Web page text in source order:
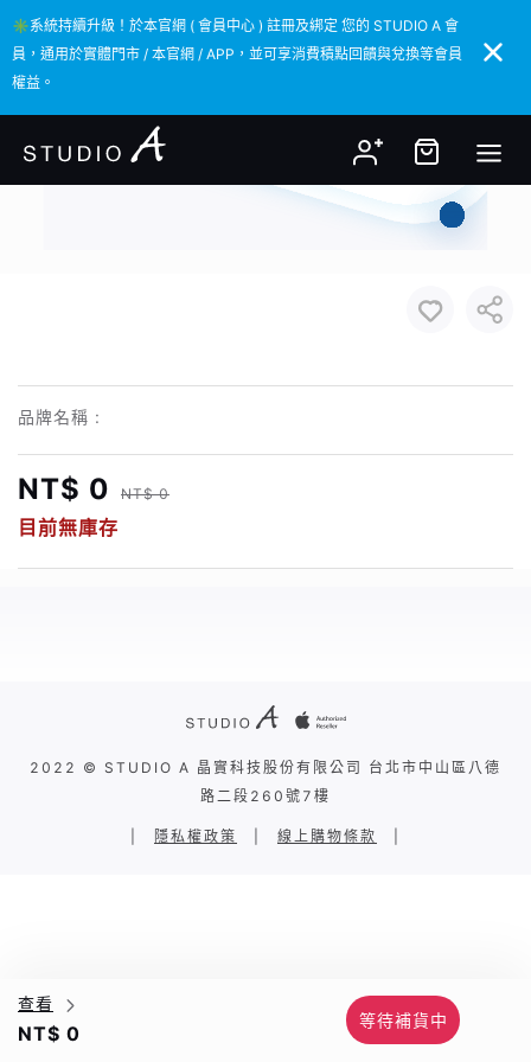
✳️系統持續升級！於本官網 ( 會員中心 ) 註冊及綁定 您的 STUDIO A 會
員，通用於實體門市 / 本官網 / APP，並可享消費積點回饋與兌換等會員
權益。
✳️系統持續升級！於本官網 ( 會員中心 ) 註冊及綁定 您的 STUDIO A 會
員，通用於實體門市 / 本官網 / APP，並可享消費積點回饋與兌換等會員
權益。
品牌名稱 :
NT$ 0 NT$ 0
目前無庫存
查看
NT$ 0
等待補貨中
2022 © STUDIO A 晶實科技股份有限公司 台北市中山區八德
路二段260號7樓
隱私權政策 線上購物條款